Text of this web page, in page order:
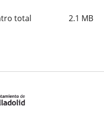
total 2.1 MB